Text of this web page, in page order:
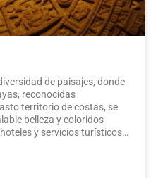
de paisajes, donde
reconocidas
territorio de costas, se
belleza y coloridos
y servicios turísticos
es un lugar místico,